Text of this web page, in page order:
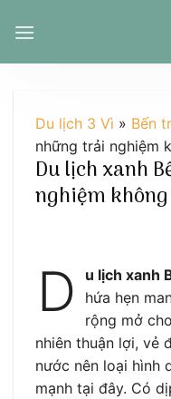
đến
Du lịch 3 Vì » Bến
những trải nghiệm
Du lịch xanh
nghiệm
D u lịch xanh
hứa hẹn
rộng mở
nhiên thuận lợi, vẻ
nước nên loại hình
mạnh tại đây. Có